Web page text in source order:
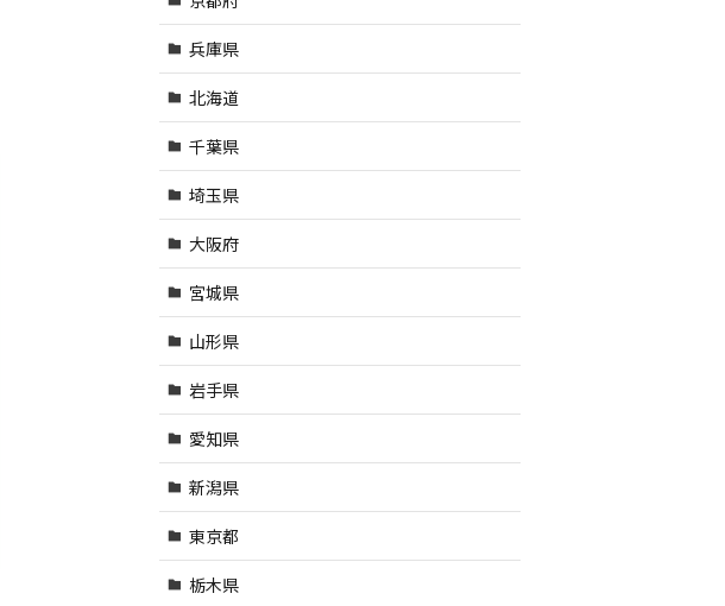
兵庫県
北海道
千葉県
埼玉県
大阪府
宮城県
山形県
岩手県
愛知県
新潟県
東京都
栃木県